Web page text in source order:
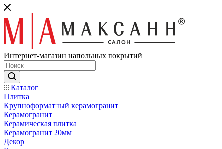
Интернет-магазин напольных покрытий
Каталог
Плитка
Крупноформатный керамогранит
Керамогранит
Керамическая плитка
Керамогранит 20мм
Декор